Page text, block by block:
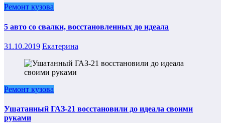
Ремонт кузова
5 авто со свалки, восстановленных до идеала
31.10.2019 Екатерина
Ремонт кузова
Ушатанный ГАЗ-21 восстановили до идеала своими
руками